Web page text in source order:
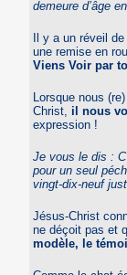
demeure d’âge
Il y a un réveil
une remise en
Viens Voir par
Lorsque nous
Christ, il nous
expression !
Je vous le dis :
pour un seul
vingt-dix-neuf
Jésus-Christ
ne déçoit pas et
modèle, le